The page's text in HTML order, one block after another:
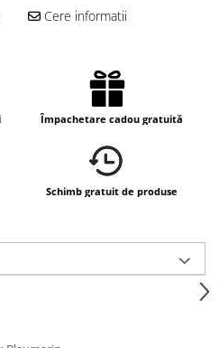
Cere informatii
Împachetare cadou gratuită
Schimb gratuit de produse